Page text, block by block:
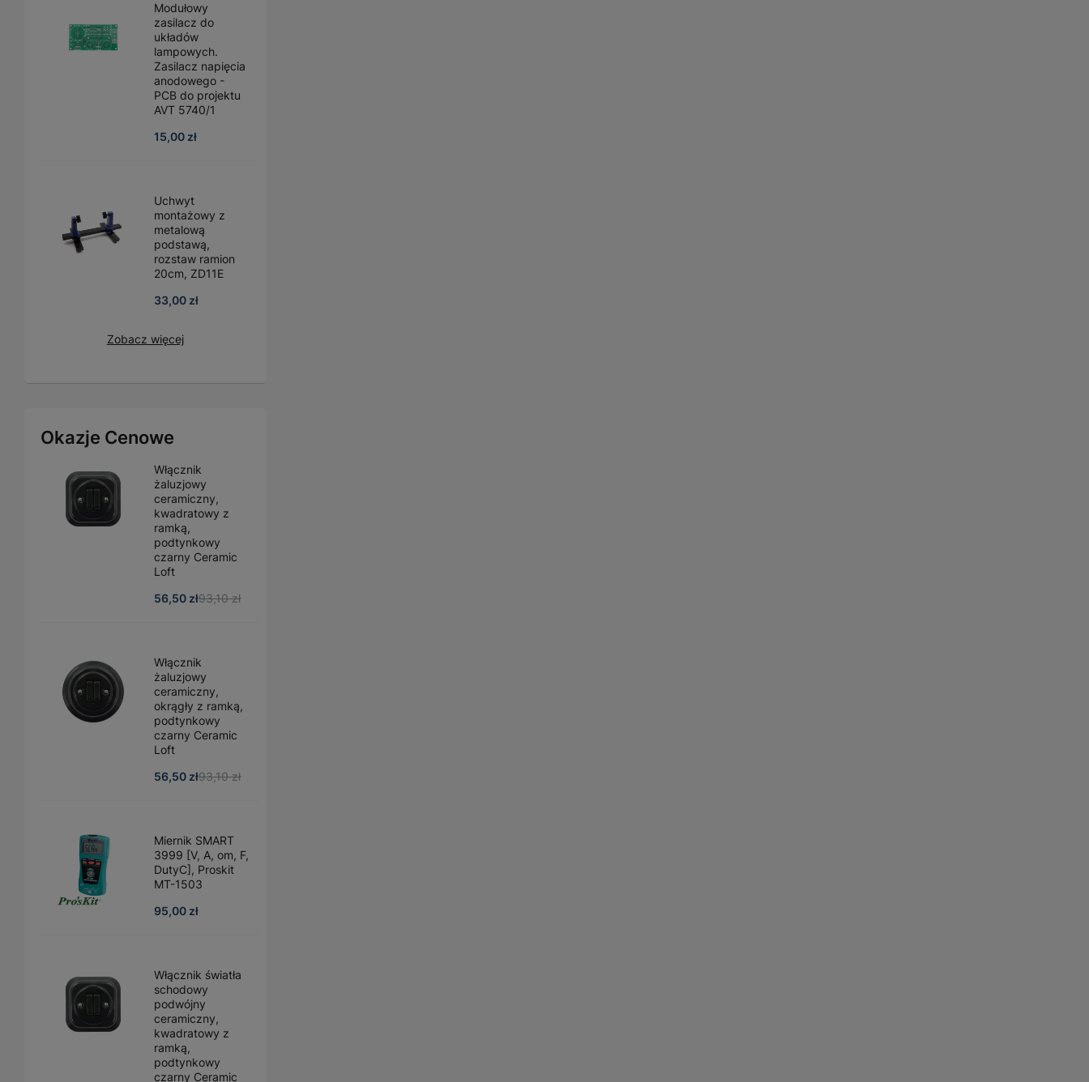
Modułowy
zasilacz do
układów
lampowych.
Zasilacz napięcia
anodowego -
PCB do projektu
AVT 5740/1
15,00 zł
Uchwyt
montażowy z
metalową
podstawą,
rozstaw ramion
20cm, ZD11E
33,00 zł
Zobacz więcej
Okazje Cenowe
Włącznik
żaluzjowy
ceramiczny,
kwadratowy z
ramką,
podtynkowy
czarny Ceramic
Loft
56,50 zł93,10 zł
Włącznik
żaluzjowy
ceramiczny,
okrągły z ramką,
podtynkowy
czarny Ceramic
Loft
56,50 zł93,10 zł
Miernik SMART
3999 [V, A, om, F,
DutyC], Proskit
MT-1503
95,00 zł
Włącznik światła
schodowy
podwójny
ceramiczny,
kwadratowy z
ramką,
podtynkowy
czarny Ceramic